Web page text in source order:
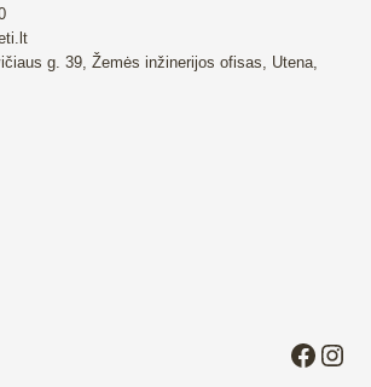
g. 39, Žemės inžinerijos ofisas, Utena,